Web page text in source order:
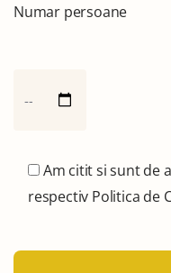
Numar persoane
Am citit si sunt de
respectiv Politica de